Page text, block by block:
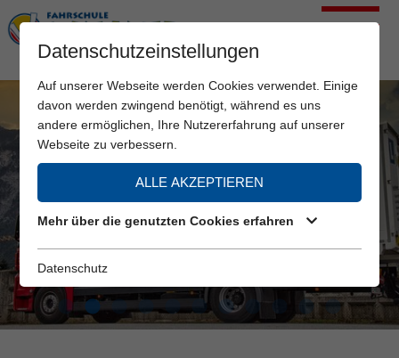
Datenschutzeinstellungen
Auf unserer Webseite werden Cookies verwendet. Einige
davon werden zwingend benötigt, während es uns
andere ermöglichen, Ihre Nutzererfahrung auf unserer
Webseite zu verbessern.
ALLE AKZEPTIEREN
Mehr über die genutzten Cookies erfahren
Datenschutz